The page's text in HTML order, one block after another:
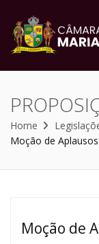
Home
Moção de
Moção de